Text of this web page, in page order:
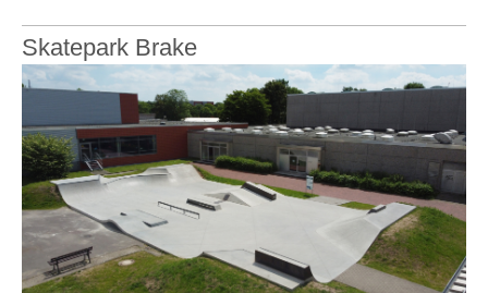
Skatepark Brake